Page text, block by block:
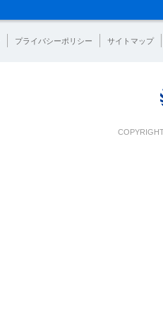
プライバシーポリシー サイトマップ